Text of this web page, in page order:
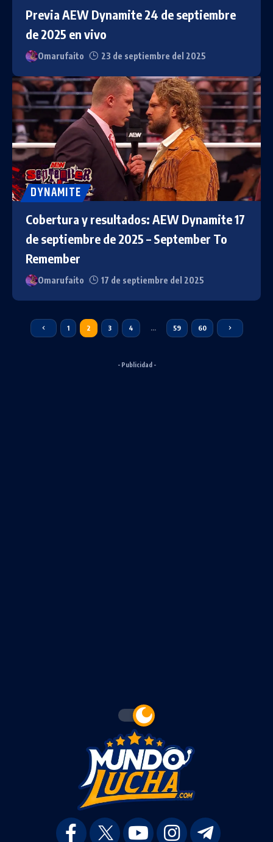
Previa AEW Dynamite 24 de septiembre
de 2025 en vivo
Omarufaito 23 de septiembre del 2025
DYNAMITE
Cobertura y resultados: AEW Dynamite 17
de septiembre de 2025 – September To
Remember
Omarufaito 17 de septiembre del 2025
1 2 3 4 … 59 60
- Publicidad -